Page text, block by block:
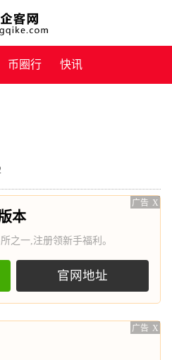
币圈行 快讯
广告 X
本
之一,注册领新手福利。
官网地址
广告 X